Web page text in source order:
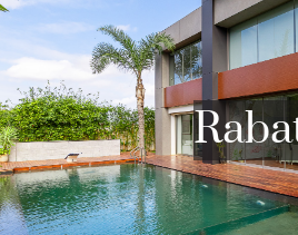
majestueusement le long
Cette ville millénaire, où
prestige côtoient l'histoire,
modernité et
Les eaux de l'océan bordent
aux villas de luxe à Rabat
sur l'horizon marin. Le